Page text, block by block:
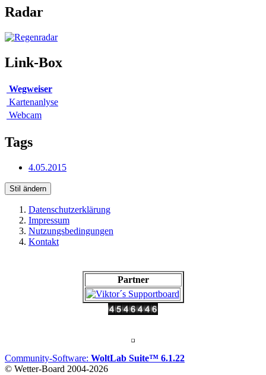
Radar
Link-Box
Wegweiser
Kartenanlyse
Webcam
Tags
4.05.2015
Stil ändern
Datenschutzerklärung
Impressum
Nutzungsbedingungen
Kontakt
Partner
Community-Software: WoltLab Suite™ 6.1.22
© Wetter-Board 2004-2026